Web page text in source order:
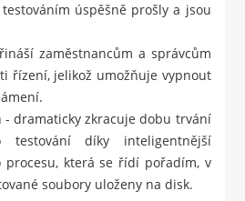
úspěšně prošly a jsou
zaměstnancům a správcům
řízení, jelikož umožňuje vypnout
- dramaticky zkracuje dobu trvání
testování díky inteligentnější
procesu, která se řídí pořadím, v
soubory uloženy na disk.